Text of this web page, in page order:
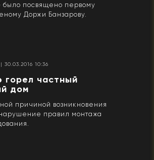
было посвящено первому
Доржи Банзарову.
| 30.03.2016 10:36
горел частный
дом
причиной возникновения
правил монтажа